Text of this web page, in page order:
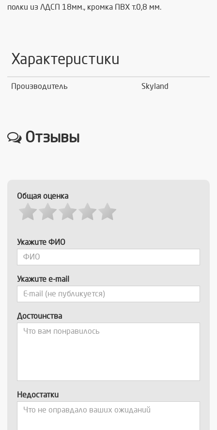
полки из ЛДСП 18мм., кромка ПВХ т.0,8 мм.
Характеристики
Производитель Skyland
Отзывы
Общая оценка
Укажите ФИО
Укажите e-mail
Достоинства
Недостатки